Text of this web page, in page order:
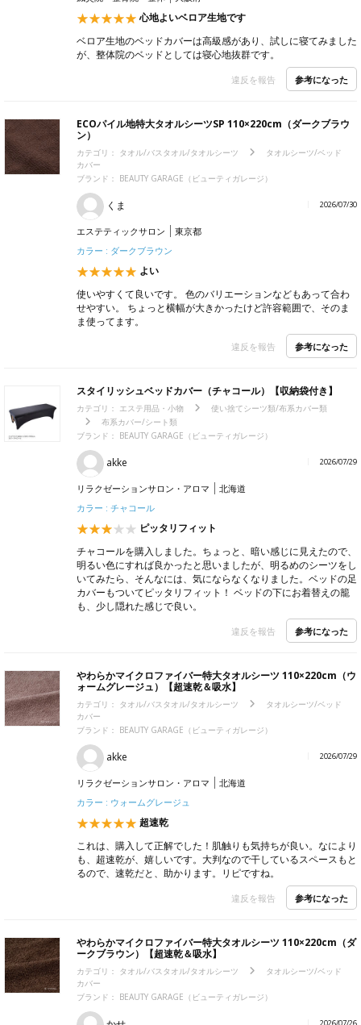
心地よいベロア生地です
ベロア生地のベッドカバーは高級感があり、試しに寝てみました
が、整体院のベッドとしては寝心地抜群です。
違反を報告 参考になった
ECOパイル地特大タオルシーツSP 110×220cm（ダークブラウ
ン）
カテゴリ： タオル/バスタオル/タオルシーツ
タオルシーツ/ベッド
カバー
ブランド： BEAUTY GARAGE（ビューティガレージ）
くま 2026/07/30
エステティックサロン
東京都
カラー : ダークブラウン
よい
使いやすくて良いです。 色のバリエーションなどもあって合わ
せやすい。 ちょっと横幅が大きかったけど許容範囲で、そのま
ま使ってます。
違反を報告 参考になった
スタイリッシュベッドカバー（チャコール）【収納袋付き】
カテゴリ： エステ用品・小物
使い捨てシーツ類/布系カバー類
布系カバー/シート類
ブランド： BEAUTY GARAGE（ビューティガレージ）
akke 2026/07/29
リラクゼーションサロン・アロマ
北海道
カラー : チャコール
ピッタリフィット
チャコールを購入しました。ちょっと、暗い感じに見えたので、
明るい色にすれば良かったと思いましたが、明るめのシーツをし
いてみたら、そんなには、気にならなくなりました。ベッドの足
カバーもついてピッタリフィット！ ベッドの下にお着替えの籠
も、少し隠れた感じで良い。
違反を報告 参考になった
やわらかマイクロファイバー特大タオルシーツ 110×220cm（ウ
ォームグレージュ）【超速乾＆吸水】
カテゴリ： タオル/バスタオル/タオルシーツ
タオルシーツ/ベッド
カバー
ブランド： BEAUTY GARAGE（ビューティガレージ）
akke 2026/07/29
リラクゼーションサロン・アロマ
北海道
カラー : ウォームグレージュ
超速乾
これは、購入して正解でした！肌触りも気持ちが良い。なにより
も、超速乾が、嬉しいです。大判なので干しているスペースもと
るので、速乾だと、助かります。リピですね。
違反を報告 参考になった
やわらかマイクロファイバー特大タオルシーツ 110×220cm（ダ
ークブラウン）【超速乾＆吸水】
カテゴリ： タオル/バスタオル/タオルシーツ
タオルシーツ/ベッド
カバー
ブランド： BEAUTY GARAGE（ビューティガレージ）
2026/07/26